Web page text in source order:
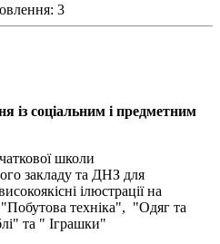
3
із соціальним і предметним
школи
закладу та ДНЗ для
ілюстрації на
технiка", "Одяг та
та " Iграшки"